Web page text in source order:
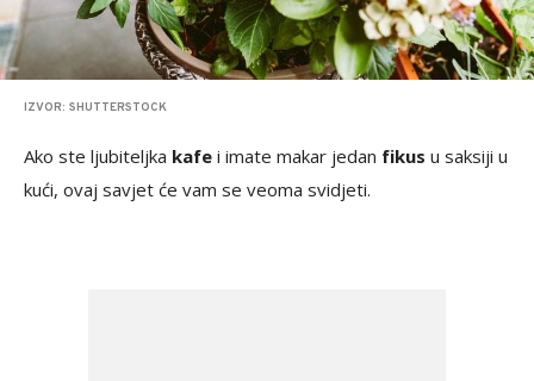
IZVOR: SHUTTERSTOCK
Ako ste ljubiteljka kafe i imate makar jedan fikus u saksiji u
kući, ovaj savjet će vam se veoma svidjeti.